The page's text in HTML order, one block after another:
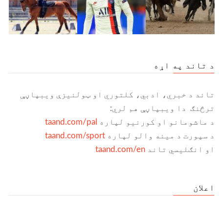
د تاند په اړه
تاند د خبري، ادبي، کلتوري او ټولنیزې ویبپاڼې
ترڅنګ دا ویبپاڼې هم لري:
د ماشومانو او کورنیو لپاره
taand.com/pal
د سپورت د مینه والو لپارهtaand.com/sport
او انګلیسي تاندtaand.com/en
اعلان